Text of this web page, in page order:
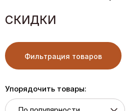
СКИДКИ
Фильтрация товаров
Упорядочить товары: